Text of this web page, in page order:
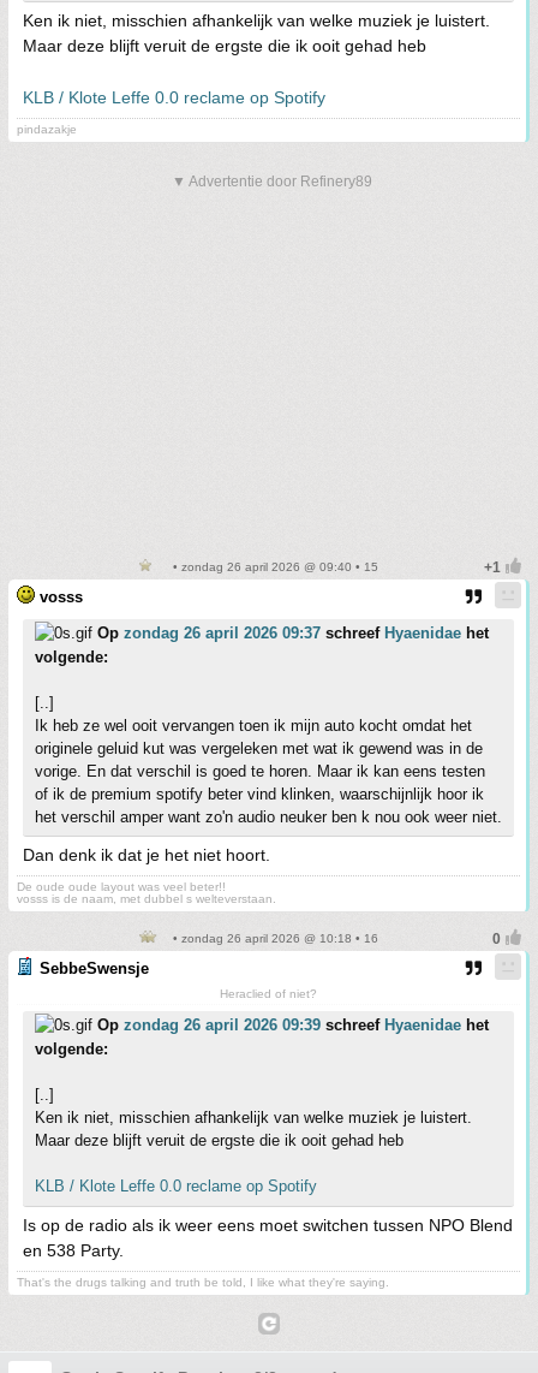
Ken ik niet, misschien afhankelijk van welke muziek je luistert.
Maar deze blijft veruit de ergste die ik ooit gehad heb
KLB / Klote Leffe 0.0 reclame op Spotify
pindazakje
▼ Advertentie door Refinery89
• zondag 26 april 2026 @ 09:40 • 15
vosss
Op zondag 26 april 2026 09:37 schreef Hyaenidae het
volgende:
[..]
Ik heb ze wel ooit vervangen toen ik mijn auto kocht omdat het
originele geluid kut was vergeleken met wat ik gewend was in de
vorige. En dat verschil is goed te horen. Maar ik kan eens testen
of ik de premium spotify beter vind klinken, waarschijnlijk hoor ik
het verschil amper want zo'n audio neuker ben k nou ook weer niet.
Dan denk ik dat je het niet hoort.
De oude oude layout was veel beter!!
vosss is de naam, met dubbel s welteverstaan.
• zondag 26 april 2026 @ 10:18 • 16
SebbeSwensje
Heraclied of niet?
Op zondag 26 april 2026 09:39 schreef Hyaenidae het
volgende:
[..]
Ken ik niet, misschien afhankelijk van welke muziek je luistert.
Maar deze blijft veruit de ergste die ik ooit gehad heb
KLB / Klote Leffe 0.0 reclame op Spotify
Is op de radio als ik weer eens moet switchen tussen NPO Blend
en 538 Party.
That's the drugs talking and truth be told, I like what they're saying.